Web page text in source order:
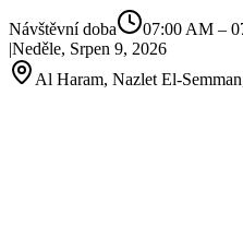
Návštěvní doba 07:00 AM –
|Neděle, Srpen 9, 2026
Al Haram, Nazlet